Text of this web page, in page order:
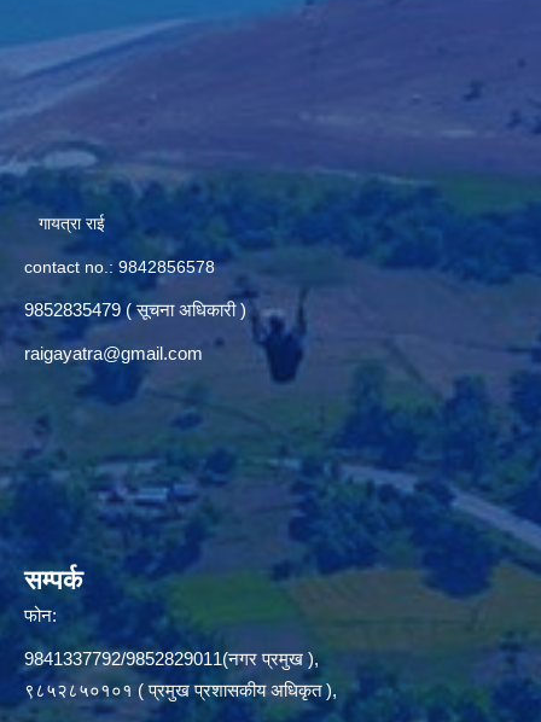
गायत्रा राई
contact no.: 9842856578
9852835479 ( सूचना अधिकारी )
raigayatra@gmail.com
सम्पर्क
फोन:
9841337792/9852829011(नगर प्रमुख ),
९८५२८५०१०१ ( प्रमुख प्रशासकीय अधिकृत ),